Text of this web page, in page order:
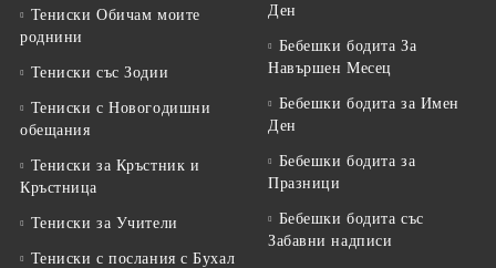
Тениски Обичам моите
роднини
Тениски със Зодии
Тениски с Новогодишни
обещания
Тениски за Кръстник и
Кръстница
Тениски за Учители
Тениски с послания с Бухал
Ден
Бебешки бодита За
Навършен Месец
Бебешки бодита за Имен
Ден
Бебешки бодита за
Празници
Бебешки бодита със
Забавни надписи